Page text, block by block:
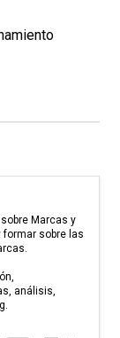
Marcas y
formar sobre las
análisis,